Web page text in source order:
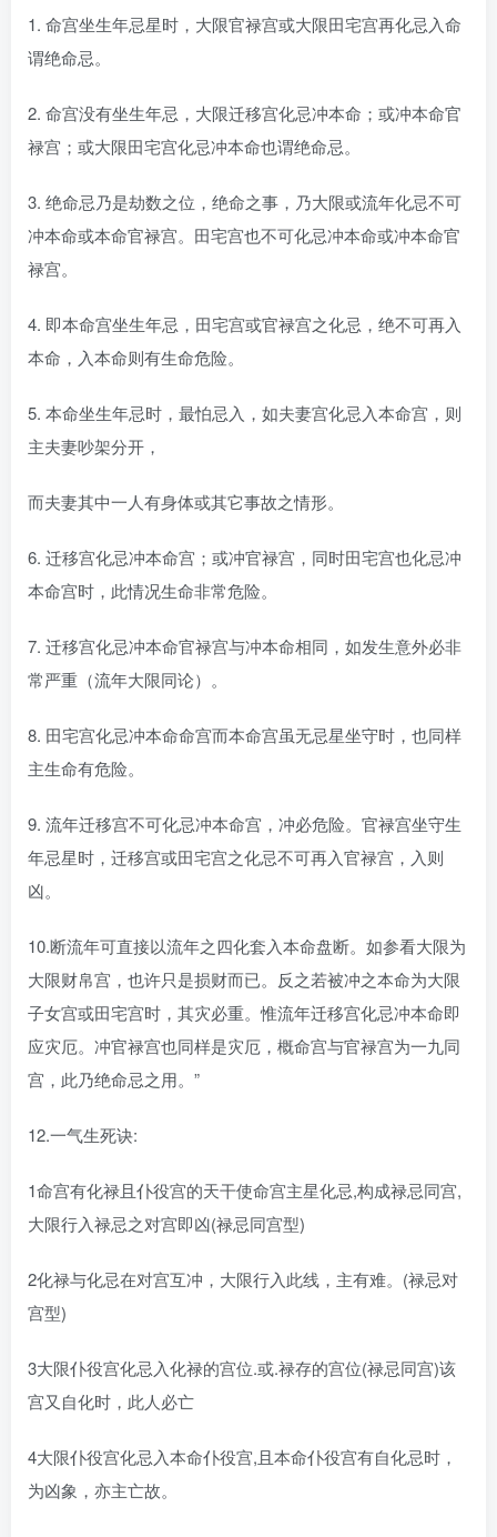
1. 命宫坐生年忌星时，大限官禄宫或大限田宅宫再化忌入命
谓绝命忌。
2. 命宫没有坐生年忌，大限迁移宫化忌冲本命；或冲本命官
禄宫；或大限田宅宫化忌冲本命也谓绝命忌。
3. 绝命忌乃是劫数之位，绝命之事，乃大限或流年化忌不可
冲本命或本命官禄宫。田宅宫也不可化忌冲本命或冲本命官
禄宫。
4. 即本命宫坐生年忌，田宅宫或官禄宫之化忌，绝不可再入
本命，入本命则有生命危险。
5. 本命坐生年忌时，最怕忌入，如夫妻宫化忌入本命宫，则
主夫妻吵架分开，
而夫妻其中一人有身体或其它事故之情形。
6. 迁移宫化忌冲本命宫；或冲官禄宫，同时田宅宫也化忌冲
本命宫时，此情况生命非常危险。
7. 迁移宫化忌冲本命官禄宫与冲本命相同，如发生意外必非
常严重（流年大限同论）。
8. 田宅宫化忌冲本命命宫而本命宫虽无忌星坐守时，也同样
主生命有危险。
9. 流年迁移宫不可化忌冲本命宫，冲必危险。官禄宫坐守生
年忌星时，迁移宫或田宅宫之化忌不可再入官禄宫，入则
凶。
10.断流年可直接以流年之四化套入本命盘断。如参看大限为
大限财帛宫，也许只是损财而已。反之若被冲之本命为大限
子女宫或田宅宫时，其灾必重。惟流年迁移宫化忌冲本命即
应灾厄。冲官禄宫也同样是灾厄，概命宫与官禄宫为一九同
宫，此乃绝命忌之用。”
12.一气生死诀:
1命宫有化禄且仆役宫的天干使命宫主星化忌,构成禄忌同宫,
大限行入禄忌之对宫即凶(禄忌同宫型)
2化禄与化忌在对宫互冲，大限行入此线，主有难。(禄忌对
宫型)
3大限仆役宫化忌入化禄的宫位.或.禄存的宫位(禄忌同宫)该
宫又自化时，此人必亡
4大限仆役宫化忌入本命仆役宫,且本命仆役宫有自化忌时，
为凶象，亦主亡故。